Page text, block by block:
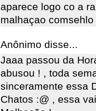
aparece logo co a
malhaçao
Anônimo disse...
Jaaa passou da
abusou ! , toda
sinceramente essa
Chatos :@ , essa